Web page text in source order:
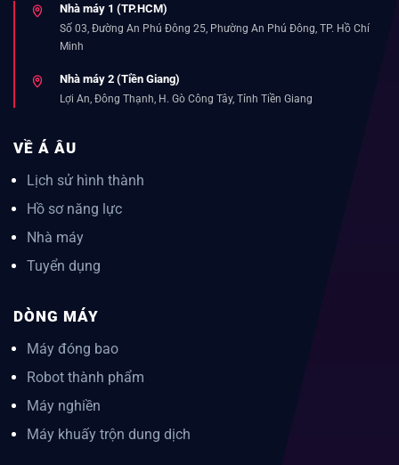
Nhà máy 1 (TP.HCM)
Số 03, Đường An Phú Đông 25, Phường An Phú Đông, TP. Hồ Chí
Minh
Nhà máy 2 (Tiền Giang)
Lợi An, Đông Thạnh, H. Gò Công Tây, Tỉnh Tiền Giang
VỀ Á ÂU
Lịch sử hình thành
Hồ sơ năng lực
Nhà máy
Tuyển dụng
DÒNG MÁY
Máy đóng bao
Robot thành phẩm
Máy nghiền
Máy khuấy trộn dung dịch